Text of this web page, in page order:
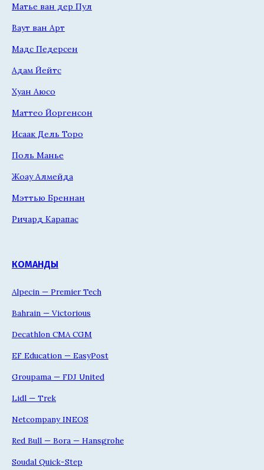
Матье ван дер Пул
Ваут ван Арт
Мадс Педерсен
Адам Йейтс
Хуан Аюсо
Маттео Йоргенсон
Исаак Дель Торо
Поль Манье
Жоау Алмейда
Мэттью Бреннан
Ричард Карапас
КОМАНДЫ
Alpecin — Premier Tech
Bahrain — Victorious
Decathlon CMA CGM
EF Education — EasyPost
Groupama — FDJ United
Lidl — Trek
Netcompany INEOS
Red Bull — Bora — Hansgrohe
Soudal Quick-Step